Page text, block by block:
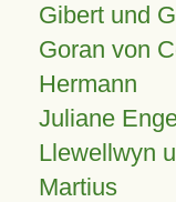
Gibert und
Goran von
Hermann
Juliane
Llewellwyn
Martius